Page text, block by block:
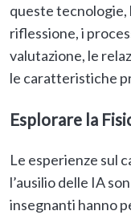
queste tecnologie,
riflessione, i
valutazione, le
le caratteristiche
Esplorare la
Le esperienze sul
l’ausilio delle IA
insegnanti hanno